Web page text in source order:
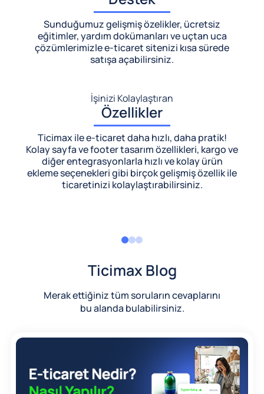
Sunduğumuz gelişmiş özelikler, ücretsiz
eğitimler, yardım dokümanları ve uçtan uca
çözümlerimizlee-ticaret sitenizi kısa sürede
satışa açabilirsiniz.
İşinizi Kolaylaştıran
Özellikler
Ticimax ile e-ticaret daha hızlı, daha pratik!
Kolay sayfa ve footer tasarım özellikleri, kargo ve
diğer entegrasyonlarla hızlı ve kolay ürün
ekleme seçenekleri gibi birçok gelişmiş özellik ile
ticaretinizi kolaylaştırabilirsiniz.
Ticimax Blog
Merak ettiğiniz tüm soruların cevaplarını
bu alanda bulabilirsiniz.